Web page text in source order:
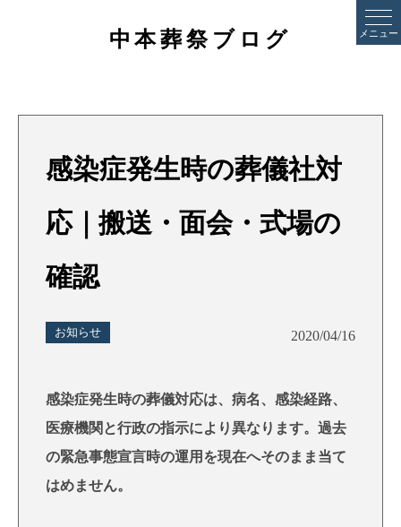
メニュー
中本葬祭ブログ
感染症発生時の葬儀社対
応｜搬送・面会・式場の
確認
お知らせ 2020/04/16
感染症発生時の葬儀対応は、病名、感染経路、
医療機関と行政の指示により異なります。過去
の緊急事態宣言時の運用を現在へそのまま当て
はめません。